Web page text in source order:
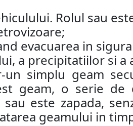
Rolul sau
evacuarea in
a precipitatiilor si a
simplu geam
geam, o serie
este zapada,
geamului in